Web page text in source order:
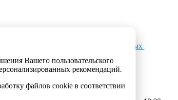
Вашего пользовательского
рекомендаций.
файлов cookie в соответствии
Политика обработки персональных данных